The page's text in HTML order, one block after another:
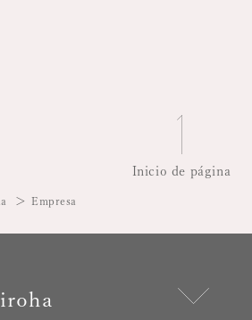
Inicio de página
Empresa